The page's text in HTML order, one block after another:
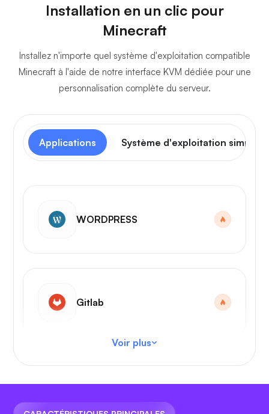
Installation en un clic pour
Minecraft
Installez n'importe quel système d'exploitation compatible
Minecraft à l'aide de notre interface KVM dédiée pour une
personnalisation complète du serveur.
Applications Système d'exploitation simple
WORDPRESS
Gitlab
Code VS
Voir plus